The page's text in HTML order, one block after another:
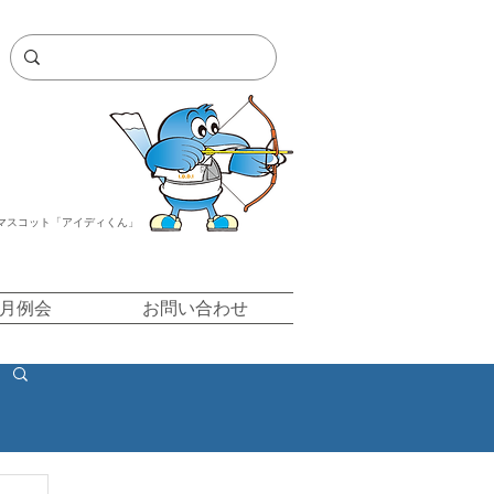
コット「アイディくん」
例会 お問い合わせ